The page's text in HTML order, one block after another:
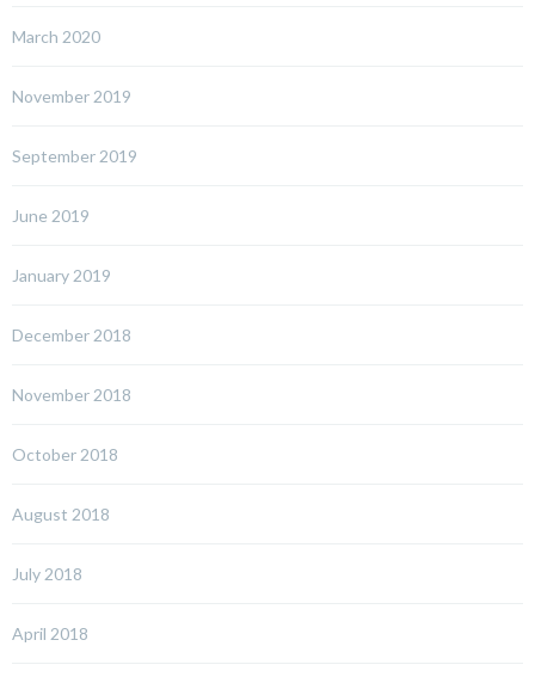
March 2020
November 2019
September 2019
June 2019
January 2019
December 2018
November 2018
October 2018
August 2018
July 2018
April 2018